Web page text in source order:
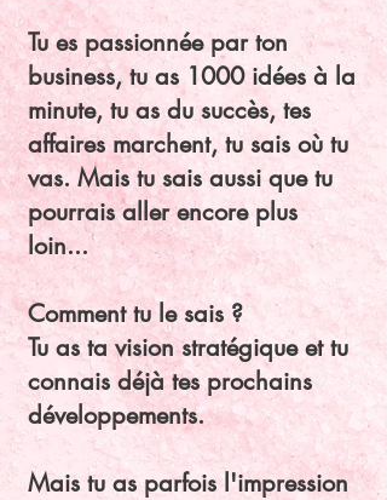
​Tu es passionnée par ton
business, tu as 1000 idées à la
minute, tu as du succès, tes
affaires marchent, tu sais où tu
vas. Mais tu sais aussi que tu
pourrais aller encore plus
loin...
Comment tu le sais ?
Tu as ta vision stratégique et tu
connais déjà tes prochains
développements.
Mais tu as parfois l'impression